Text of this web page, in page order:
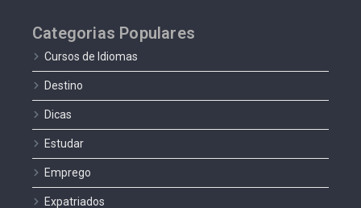
Categorias Populares
Cursos de Idiomas
Destino
Dicas
Estudar
Emprego
Expatriados